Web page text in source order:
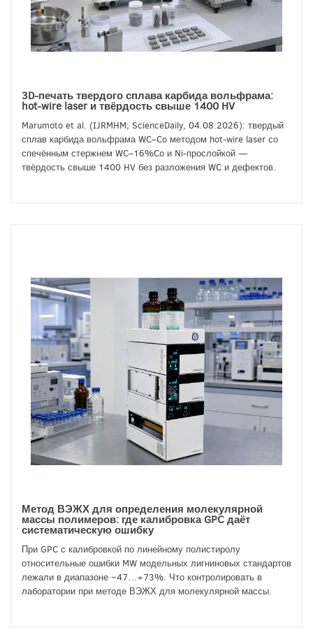
3D-печать твердого сплава карбида вольфрама:
hot-wire laser и твёрдость свыше 1400 HV
Marumoto et al. (IJRMHM; ScienceDaily, 04.08.2026): твердый
сплав карбида вольфрама WC–Co методом hot-wire laser со
спечённым стержнем WC–16%Co и Ni-прослойкой —
твёрдость свыше 1400 HV без разложения WC и дефектов.
Метод ВЭЖХ для определения молекулярной
массы полимеров: где калибровка GPC даёт
систематическую ошибку
При GPC с калибровкой по линейному полистиролу
относительные ошибки MW модельных лигниновых стандартов
лежали в диапазоне −47…+73%. Что контролировать в
лаборатории при методе ВЭЖХ для молекулярной массы.